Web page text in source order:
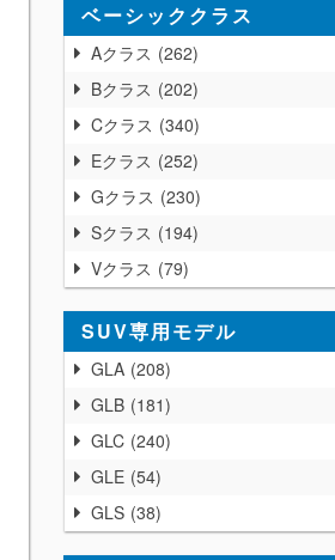
ベーシッククラス
Aクラス 262
Bクラス 202
Cクラス 340
Eクラス 252
Gクラス 230
Sクラス
194
Vクラス 79
SUV専用モデル
GLA 208
GLB 181
GLC 240
GLE 54
GLS 38